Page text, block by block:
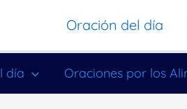
Oración del día
día Oraciones por los